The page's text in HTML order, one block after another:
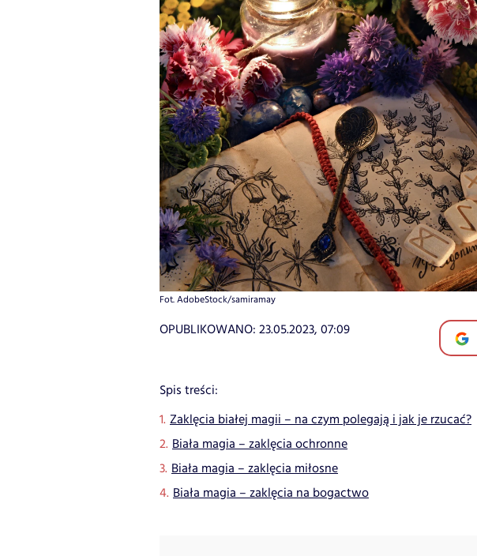
Fot. AdobeStock/samiramay
OPUBLIKOWANO: 23.05.2023, 07:09
Spis treści:
Zaklęcia białej magii – na czym polegają i jak je rzucać?
Biała magia – zaklęcia ochronne
Biała magia – zaklęcia miłosne
Biała magia – zaklęcia na bogactwo